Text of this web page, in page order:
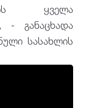
ყველა
- განაცხადა
სასახლის